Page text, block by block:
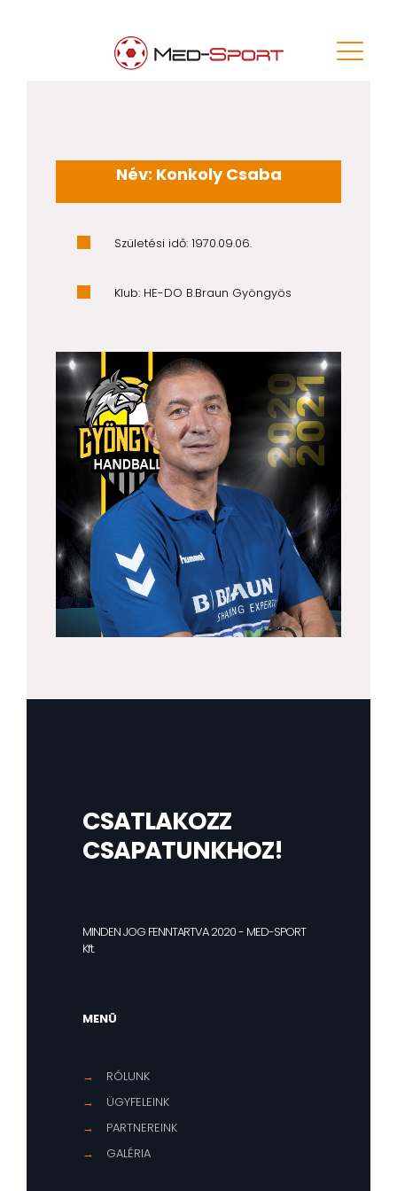
Név: Konkoly Csaba
Születési idő: 1970.09.06.
Klub: HE-DO B.Braun Gyöngyös
CSATLAKOZZ
CSAPATUNKHOZ!
MINDEN JOG FENNTARTVA 2020 - MED-SPORT
Kft.
MENÜ
→
RÓLUNK
→
ÜGYFELEINK
→
PARTNEREINK
→
GALÉRIA